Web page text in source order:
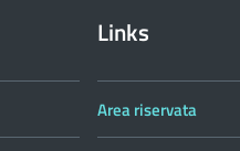
Links
Area riservata